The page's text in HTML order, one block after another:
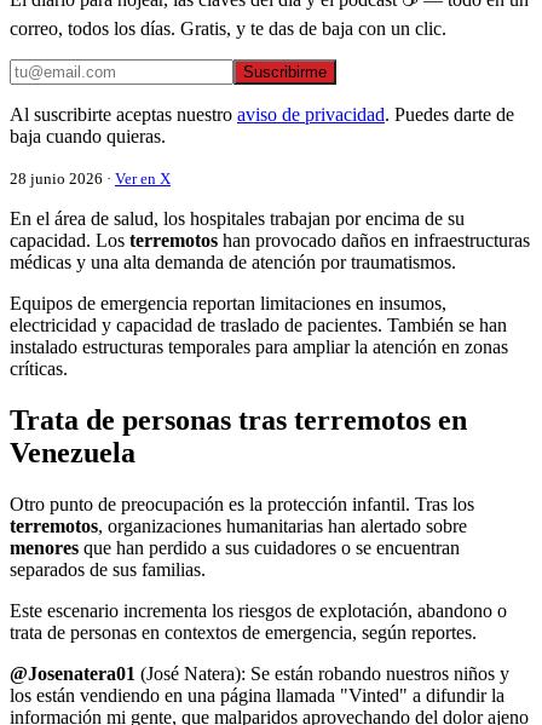
correo, todos los días. Gratis, y te das de baja con un clic.
Suscribirme
Al suscribirte aceptas nuestro aviso de privacidad. Puedes darte de
baja cuando quieras.
28 junio 2026 · Ver en X
En el área de salud, los hospitales trabajan por encima de su
capacidad. Los terremotos han provocado daños en infraestructuras
médicas y una alta demanda de atención por traumatismos.
Equipos de emergencia reportan limitaciones en insumos,
electricidad y capacidad de traslado de pacientes. También se han
instalado estructuras temporales para ampliar la atención en zonas
críticas.
Trata de personas tras terremotos en
Venezuela
Otro punto de preocupación es la protección infantil. Tras los
terremotos, organizaciones humanitarias han alertado sobre
menores que han perdido a sus cuidadores o se encuentran
separados de sus familias.
Este escenario incrementa los riesgos de explotación, abandono o
trata de personas en contextos de emergencia, según reportes.
@Josenatera01 (José Natera): Se están robando nuestros niños y
los están vendiendo en una página llamada "Vinted" a difundir la
información mi gente, que malparidos aprovechando del dolor ajeno